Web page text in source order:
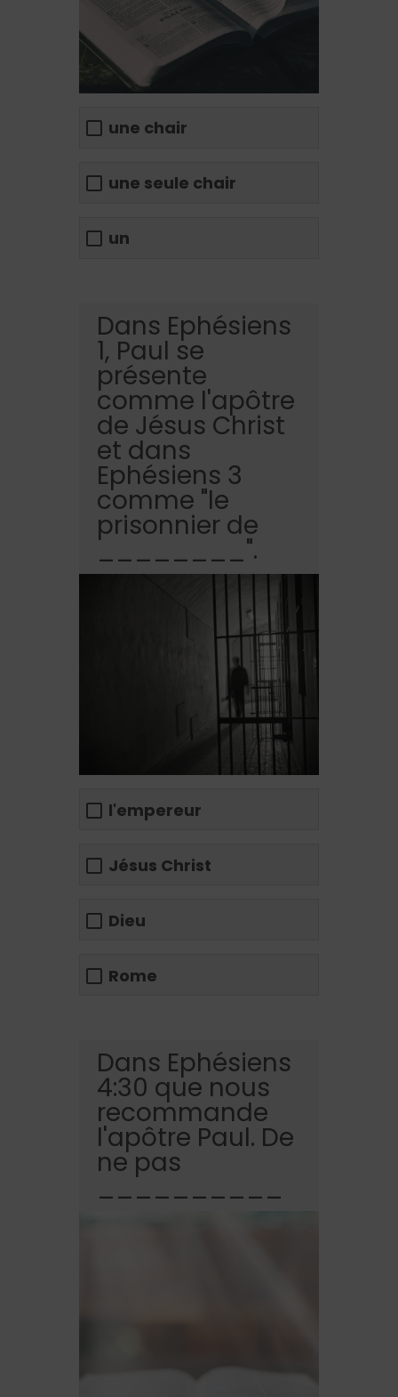
une chair
une seule chair
un
Dans Ephésiens
1, Paul se
présente
comme l'apôtre
de Jésus Christ
et dans
Ephésiens 3
comme "le
prisonnier de
________".
l'empereur
Jésus Christ
Dieu
Rome
Dans Ephésiens
4:30 que nous
recommande
l'apôtre Paul. De
ne pas
__________